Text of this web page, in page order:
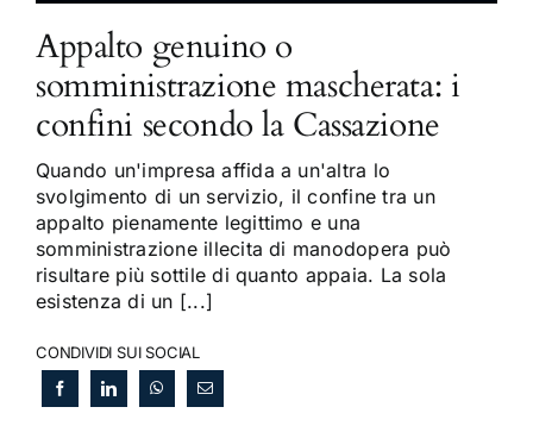
Appalto genuino o
somministrazione mascherata: i
confini secondo la Cassazione
Quando un'impresa affida a un'altra lo
svolgimento di un servizio, il confine tra un
appalto pienamente legittimo e una
somministrazione illecita di manodopera può
risultare più sottile di quanto appaia. La sola
esistenza di un [...]
CONDIVIDI SUI SOCIAL